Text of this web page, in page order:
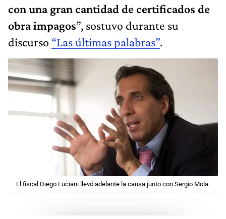
con una gran cantidad de certificados de
obra impagos”, sostuvo durante su
discurso “Las últimas palabras”.
El fiscal Diego Luciani llevó adelante la causa junto con Sergio Mola.